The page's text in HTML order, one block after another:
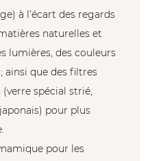
à l’écart des regards
naturelles et
lumières, des couleurs
ainsi que des filtres
spécial strié,
pour plus
pour les